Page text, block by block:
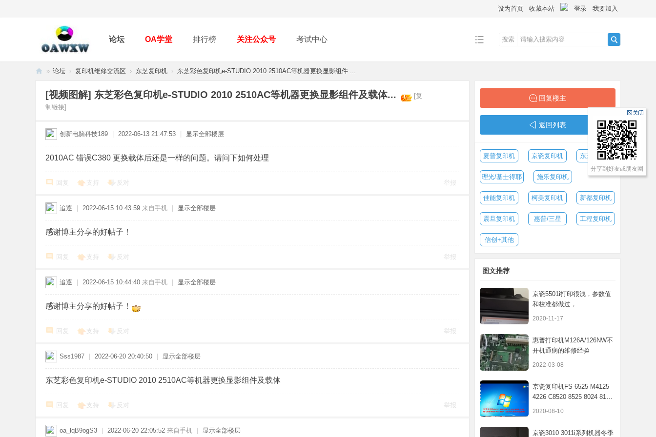
设为首页 收藏本站 登录 我要加入
论坛 OA学堂 排行榜 关注公众号 考试中心 搜索
» 论坛 › 复印机维修交流区 › 东芝复印机 › 东芝彩色复印机e-STUDIO 2010 2510AC等机器更换显影组件 ...
[视频图解] 东芝彩色复印机e-STUDIO 2010 2510AC等机器更换显影组件及载体...
[复
制链接]
创新电脑科技189 2022-06-13 21:47:53 显示全部楼层
2010AC 错误C380 更换载体后还是一样的问题。请问下如何处理
回复 支持 反对 举报
追逐 2022-06-15 10:43:59 来自手机 显示全部楼层
感谢博主分享的好帖子！
回复 支持 反对 举报
追逐 2022-06-15 10:44:40 来自手机 显示全部楼层
感谢博主分享的好帖子！
回复 支持 反对 举报
Sss1987 2022-06-20 20:40:50 显示全部楼层
东芝彩色复印机e-STUDIO 2010 2510AC等机器更换显影组件及载体
回复 支持 反对 举报
oa_lqB9ogS3 2022-06-20 22:05:52 来自手机 显示全部楼层
回复楼主
返回列表
夏普复印机 京瓷复印机 东芝复印机
理光/基士得耶 施乐复印机
佳能复印机 柯美复印机 新都复印机
震旦复印机 惠普/三星 工程复印机
信创+其他
图文推荐
京瓷5501i打印很浅，参数值
和校准都做过，
2020-11-17
惠普打印机M126A/126NW不
开机通病的维修经验
2022-03-08
京瓷复印机FS 6525 M4125
4226 C8520 8525 8024 8124
扫描至电
2020-08-10
京瓷3010 3011i系列机器冬季
分享到好友或朋友圈